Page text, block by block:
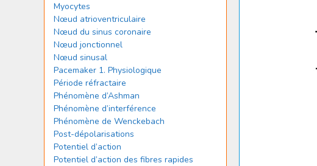
Myocytes
Nœud atrioventriculaire
Nœud du sinus coronaire
Nœud jonctionnel
Nœud sinusal
Pacemaker 1. Physiologique
Période réfractaire
Phénomène d’Ashman
Phénomène d’interférence
Phénomène de Wenckebach
Post-dépolarisations
Potentiel d’action
Potentiel d’action des fibres rapides